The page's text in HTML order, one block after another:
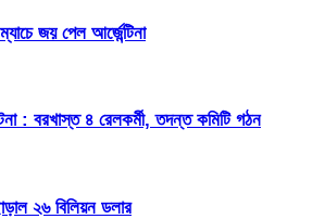
জয় পেল আর্জেন্টিনা
: বরখাস্ত ৪ রেলকর্মী, তদন্ত কমিটি গঠন
২৬ বিলিয়ন ডলার